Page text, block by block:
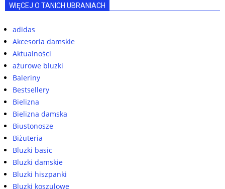
WIĘCEJ O TANICH UBRANIACH
adidas
Akcesoria damskie
Aktualności
ażurowe bluzki
Baleriny
Bestsellery
Bielizna
Bielizna damska
Biustonosze
Biżuteria
Bluzki basic
Bluzki damskie
Bluzki hiszpanki
Bluzki koszulowe